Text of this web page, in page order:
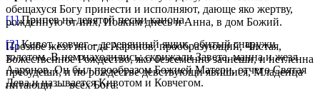
[1]Припев на девятой песни канона.
[2]Кивот, ковчег – деревянный ящик, обитый снаружи
золотом. В нем находились: скрижали Завета, манна и жезл
Ааронов. Он был прообразом Божией Матери, отчего Святая
Дева и называется Кивотом и Ковчегом.
обещахуся Богу принести и исполняют, дающе яко жертву,
рожденную от них, Иоаким днесь и Анна, в дом Божий.
Прозябе жезл иногда Ааронов, прообразующий, Чистая,
Божественное Рождество, яко безсеменно зачнеши, и нетленна
пребудеши, и по рождестве девствующи явишися, Младенца
питающи — всех Бога.